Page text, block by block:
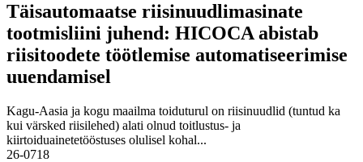
Täisautomaatse riisinuudlimasinate
tootmisliini juhend: HICOCA abistab
riisitoodete töötlemise automatiseerimise
uuendamisel
Kagu-Aasia ja kogu maailma toiduturul on riisinuudlid (tuntud ka
kui värsked riisilehed) alati olnud toitlustus- ja
kiirtoiduainetetööstuses olulisel kohal...
26-0718